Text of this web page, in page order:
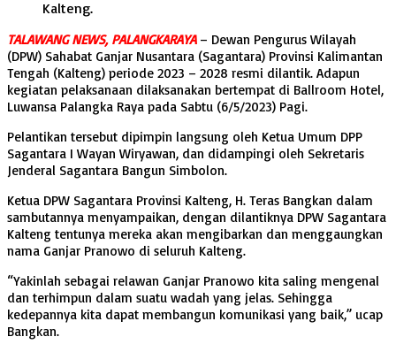
Kalteng.
TALAWANG NEWS, PALANGKARAYA– Dewan Pengurus Wilayah
(DPW) Sahabat Ganjar Nusantara (Sagantara) Provinsi Kalimantan
Tengah (Kalteng) periode 2023 – 2028 resmi dilantik. Adapun
kegiatan pelaksanaan dilaksanakan bertempat di Ballroom Hotel,
Luwansa Palangka Raya pada Sabtu (6/5/2023) Pagi.
Pelantikan tersebut dipimpin langsung oleh Ketua Umum DPP
Sagantara I Wayan Wiryawan, dan didampingi oleh Sekretaris
Jenderal Sagantara Bangun Simbolon.
Ketua DPW Sagantara Provinsi Kalteng, H. Teras Bangkan dalam
sambutannya menyampaikan, dengan dilantiknya DPW Sagantara
Kalteng tentunya mereka akan mengibarkan dan menggaungkan
nama Ganjar Pranowo di seluruh Kalteng.
“Yakinlah sebagai relawan Ganjar Pranowo kita saling mengenal
dan terhimpun dalam suatu wadah yang jelas. Sehingga
kedepannya kita dapat membangun komunikasi yang baik,” ucap
Bangkan.